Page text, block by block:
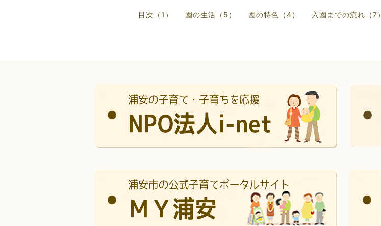
目次（1） 園の生活（5） 園の特色（4） 入園までの流れ（7）